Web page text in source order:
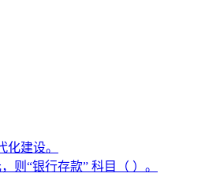
建设。
则“银行存款” 科目（ ）。